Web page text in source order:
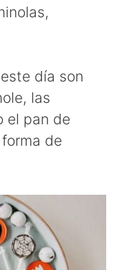
día son
las
el pan de
de